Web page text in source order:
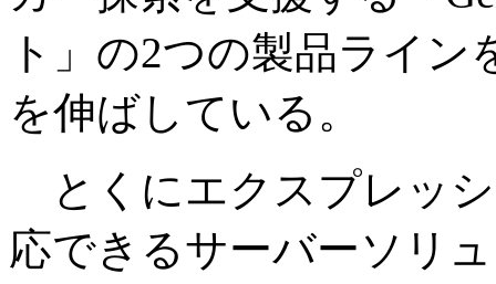
ト」の2つの製品ライ
を伸ばしている。
とくにエクスプレッ
応できるサーバーソリ